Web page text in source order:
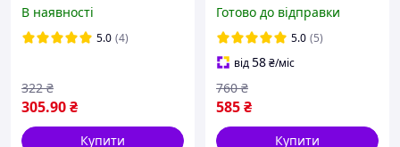
В наявності
5.0 (4)
305.90₴
322 ₴
Купити
Готово до відправки
5.0 (5)
від58₴/міс
585₴
760 ₴
Купити